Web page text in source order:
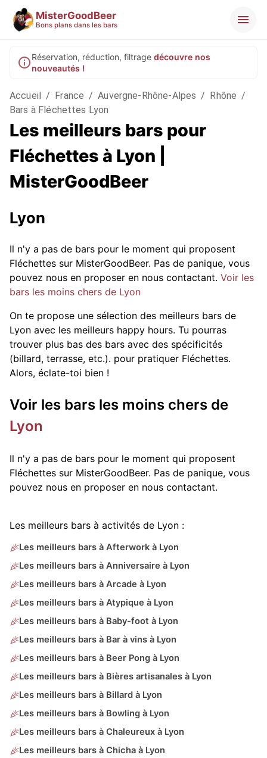
MisterGoodBeer
Bons plans dans les bars
Réservation, réduction, filtrage découvre nos
nouveautés !
Accueil / France / Auvergne-Rhône-Alpes / Rhône /
Bars à Fléchettes Lyon
Les meilleurs bars pour
Fléchettes à Lyon |
MisterGoodBeer
Lyon
Il n'y a pas de bars pour le moment qui proposent
Fléchettes sur MisterGoodBeer. Pas de panique, vous
pouvez nous en proposer en nous contactant. Voir les
bars les moins chers de Lyon
On te propose une sélection des meilleurs bars de
Lyon avec les meilleurs happy hours. Tu pourras
trouver plus bas des bars avec des spécificités
(billard, terrasse, etc.). pour pratiquer Fléchettes.
Alors, éclate-toi bien !
Voir les bars les moins chers de
Lyon
Il n'y a pas de bars pour le moment qui proposent
Fléchettes sur MisterGoodBeer. Pas de panique, vous
pouvez nous en proposer en nous contactant.
Les meilleurs bars à activités de Lyon :
Les meilleurs bars à Afterwork à Lyon
Les meilleurs bars à Anniversaire à Lyon
Les meilleurs bars à Arcade à Lyon
Les meilleurs bars à Atypique à Lyon
Les meilleurs bars à Baby-foot à Lyon
Les meilleurs bars à Bar à vins à Lyon
Les meilleurs bars à Beer Pong à Lyon
Les meilleurs bars à Bières artisanales à Lyon
Les meilleurs bars à Billard à Lyon
Les meilleurs bars à Bowling à Lyon
Les meilleurs bars à Chaleureux à Lyon
Les meilleurs bars à Chicha à Lyon